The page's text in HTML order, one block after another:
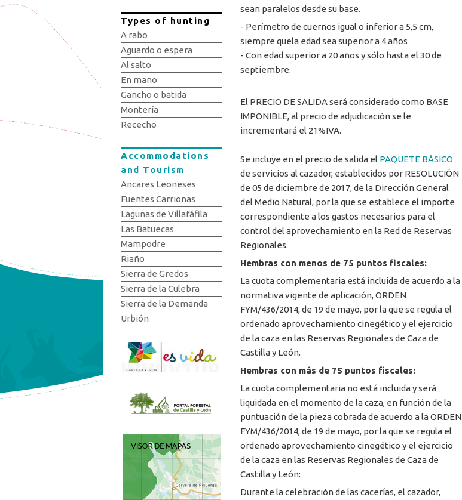
sean paralelos desde su base.
- Perímetro de cuernos igual o inferior a 5,5 cm,
siempre quela edad sea superior a 4 años
- Con edad superior a 20 años y sólo hasta el 30 de
septiembre.
El PRECIO DE SALIDA será considerado como BASE
IMPONIBLE, al precio de adjudicación se le
incrementará el 21%IVA.
Se incluye en el precio de salida el PAQUETE BÁSICO
de servicios al cazador, establecidos por RESOLUCIÓN
de 05 de diciembre de 2017, de la Dirección General
del Medio Natural, por la que se establece el importe
correspondiente a los gastos necesarios para el
control del aprovechamiento en la Red de Reservas
Regionales.
Hembras con menos de 75 puntos fiscales:
La cuota complementaria está incluida de acuerdo a la
normativa vigente de aplicación, ORDEN
FYM/436/2014, de 19 de mayo, por la que se regula el
ordenado aprovechamiento cinegético y el ejercicio
de la caza en las Reservas Regionales de Caza de
Castilla y León.
Hembras con más de 75 puntos fiscales:
La cuota complementaria no está incluida y será
liquidada en el momento de la caza, en función de la
puntuación de la pieza cobrada de acuerdo a la ORDEN
FYM/436/2014, de 19 de mayo, por la que se regula el
ordenado aprovechamiento cinegético y el ejercicio
de la caza en las Reservas Regionales de Caza de
Castilla y León:
Durante la celebración de las cacerías, el cazador,
Types of hunting
A rabo
Aguardo o espera
Al salto
En mano
Gancho o batida
Montería
Rececho
Accommodations
and Tourism
Ancares Leoneses
Fuentes Carrionas
Lagunas de Villafáfila
Las Batuecas
Mampodre
Riaño
Sierra de Gredos
Sierra de la Culebra
Sierra de la Demanda
Urbión